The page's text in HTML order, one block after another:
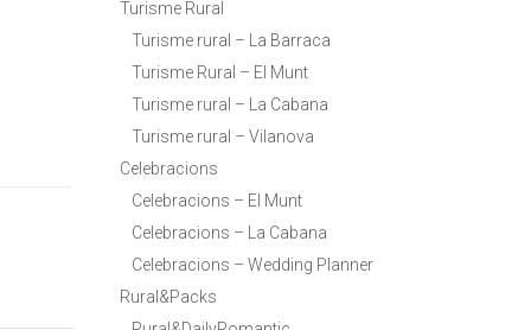
Turisme Rural
Turisme rural – La Barraca
Turisme Rural – El Munt
Turisme rural – La Cabana
Turisme rural – Vilanova
Celebracions
Celebracions – El Munt
Celebracions – La Cabana
Celebracions – Wedding Planner
Rural&Packs